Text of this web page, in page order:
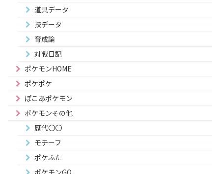
道具データ
技データ
育成論
対戦日記
ポケモンHOME
ポケポケ
ぽこあポケモン
ポケモンその他
歴代〇〇
モチーフ
ポケふた
ポケモンGO